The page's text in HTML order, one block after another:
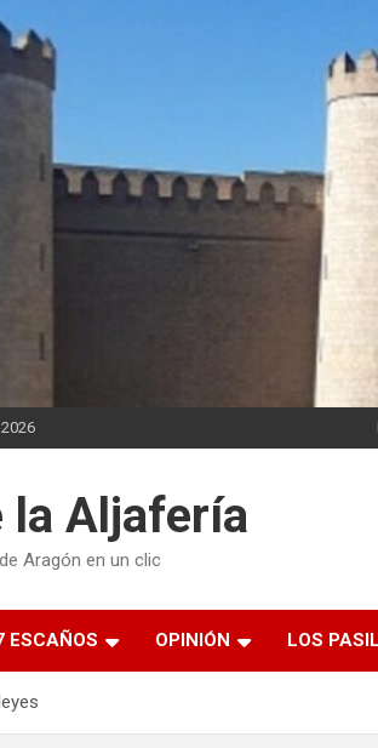
la Aljafería
Aragón en un clic
ESCAÑOS OPINIÓN LOS